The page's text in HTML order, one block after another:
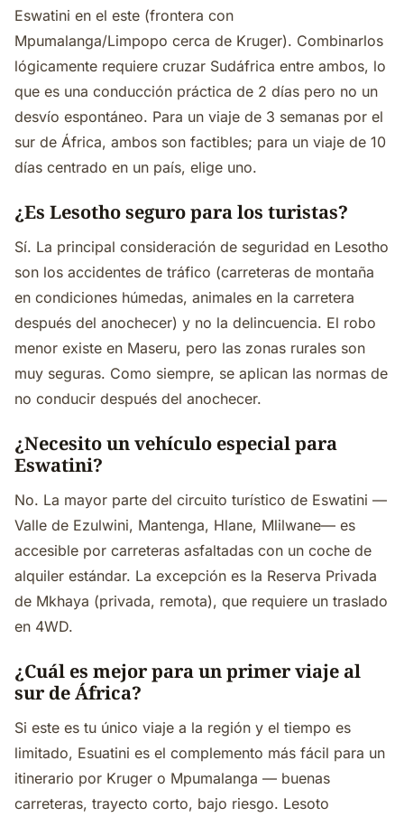
Eswatini en el este (frontera con
Mpumalanga/Limpopo cerca de Kruger). Combinarlos
lógicamente requiere cruzar Sudáfrica entre ambos, lo
que es una conducción práctica de 2 días pero no un
desvío espontáneo. Para un viaje de 3 semanas por el
sur de África, ambos son factibles; para un viaje de 10
días centrado en un país, elige uno.
¿Es Lesotho seguro para los turistas?
Sí. La principal consideración de seguridad en Lesotho
son los accidentes de tráfico (carreteras de montaña
en condiciones húmedas, animales en la carretera
después del anochecer) y no la delincuencia. El robo
menor existe en Maseru, pero las zonas rurales son
muy seguras. Como siempre, se aplican las normas de
no conducir después del anochecer.
¿Necesito un vehículo especial para
Eswatini?
No. La mayor parte del circuito turístico de Eswatini —
Valle de Ezulwini, Mantenga, Hlane, Mlilwane— es
accesible por carreteras asfaltadas con un coche de
alquiler estándar. La excepción es la Reserva Privada
de Mkhaya (privada, remota), que requiere un traslado
en 4WD.
¿Cuál es mejor para un primer viaje al
sur de África?
Si este es tu único viaje a la región y el tiempo es
limitado, Esuatini es el complemento más fácil para un
itinerario por Kruger o Mpumalanga — buenas
carreteras, trayecto corto, bajo riesgo. Lesoto